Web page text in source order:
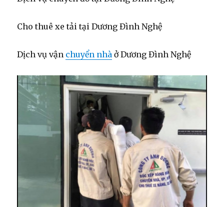
Cho thuê xe tải tại Dương Đình Nghệ
Dịch vụ vận chuyển nhà ở Dương Đình Nghệ